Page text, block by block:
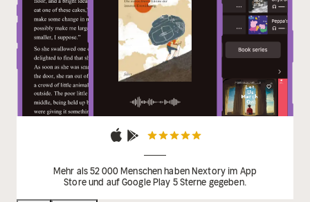
Mehr als 52 000 Menschen haben Nextory im App
Store und auf Google Play 5 Sterne gegeben.